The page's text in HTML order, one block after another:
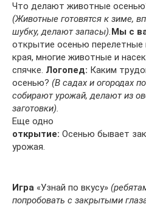
Что делают животные
(Животные готовятся к зиме,
шубку, делают запасы).Мы с
открытие осенью
края, многие животные и
спячке. Логопед: Каким
осенью? (В садах и огородах
собирают урожай, делают из
заготовки).
Еще одно
открытие: Осенью бывает
урожая.
Игра «Узнай по вкусу»
попробовать с закрытыми